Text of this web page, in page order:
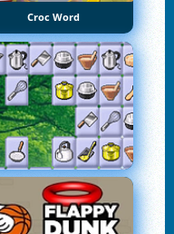
Croc Word